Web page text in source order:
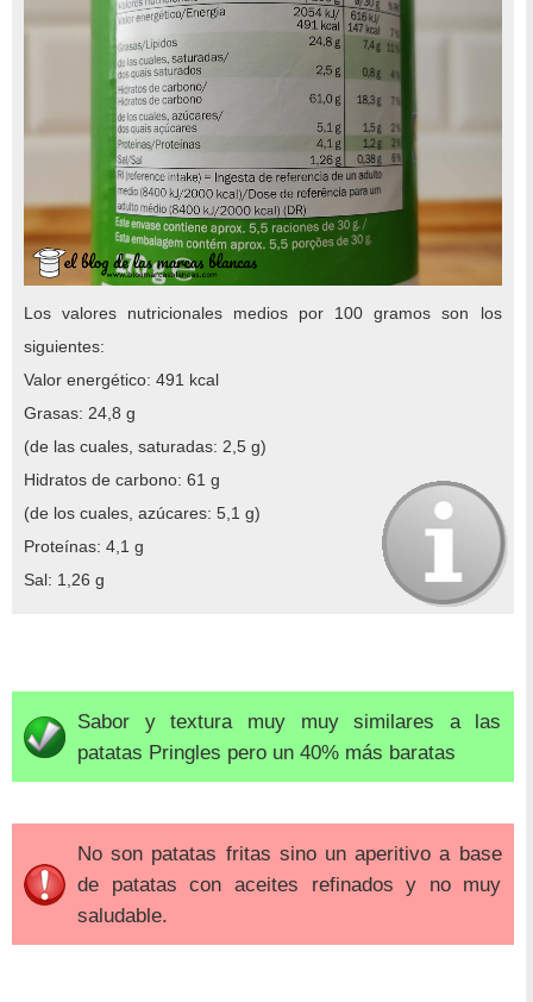
Los valores nutricionales medios por 100 gramos son los
siguientes:
Valor energético: 491 kcal
Grasas: 24,8 g
(de las cuales, saturadas: 2,5 g)
Hidratos de carbono: 61 g
(de los cuales, azúcares: 5,1 g)
Proteínas: 4,1 g
Sal: 1,26 g
Sabor y textura muy muy similares a las
patatas Pringles pero un 40% más baratas
No son patatas fritas sino un aperitivo a base
de patatas con aceites refinados y no muy
saludable.